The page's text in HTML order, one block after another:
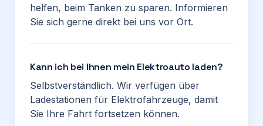
helfen, beim Tanken zu sparen. Informieren
Sie sich gerne direkt bei uns vor Ort.
Kann ich bei Ihnen mein Elektroauto laden?
Selbstverständlich. Wir verfügen über
Ladestationen für Elektrofahrzeuge, damit
Sie Ihre Fahrt fortsetzen können.